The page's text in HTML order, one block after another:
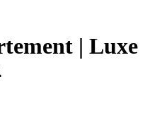
| Luxe